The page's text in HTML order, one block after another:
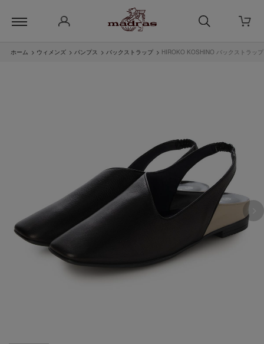
ホーム > ウィメンズ > パンプス > バックストラップ > HIROKO KOSHINO バックストラッ